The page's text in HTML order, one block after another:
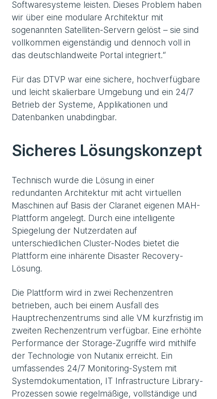
Softwaresysteme leisten. Dieses Problem haben
wir über eine modulare Architektur mit
sogenannten Satelliten-Servern gelöst – sie sind
vollkommen eigenständig und dennoch voll in
das deutschlandweite Portal integriert.“
Für das DTVP war eine sichere, hochverfügbare
und leicht skalierbare Umgebung und ein 24/7
Betrieb der Systeme, Applikationen und
Datenbanken unabdingbar.
Sicheres Lösungskonzept
Technisch wurde die Lösung in einer
redundanten Architektur mit acht virtuellen
Maschinen auf Basis der Claranet eigenen MAH-
Plattform angelegt. Durch eine intelligente
Spiegelung der Nutzerdaten auf
unterschiedlichen Cluster-Nodes bietet die
Plattform eine inhärente Disaster Recovery-
Lösung.
Die Plattform wird in zwei Rechenzentren
betrieben, auch bei einem Ausfall des
Hauptrechenzentrums sind alle VM kurzfristig im
zweiten Rechenzentrum verfügbar. Eine erhöhte
Performance der Storage-Zugriffe wird mithilfe
der Technologie von Nutanix erreicht. Ein
umfassendes 24/7 Monitoring-System mit
Systemdokumentation, IT Infrastructure Library-
Prozessen sowie regelmäßige, vollständige und